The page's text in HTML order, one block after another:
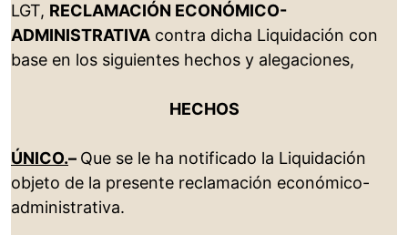
LGT, RECLAMACIÓN ECONÓMICO-
ADMINISTRATIVA contra dicha Liquidación con
base en los siguientes hechos y alegaciones,
HECHOS
ÚNICO.– Que se le ha notificado la Liquidación
objeto de la presente reclamación económico-
administrativa.